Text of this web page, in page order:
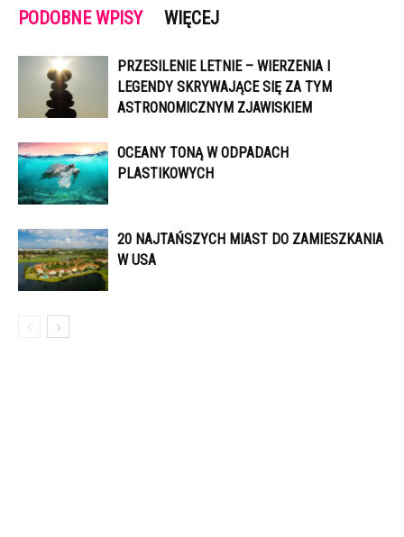
PODOBNE WPISY WIĘCEJ
PRZESILENIE LETNIE – WIERZENIA I
LEGENDY SKRYWAJĄCE SIĘ ZA TYM
ASTRONOMICZNYM ZJAWISKIEM
OCEANY TONĄ W ODPADACH
PLASTIKOWYCH
20 NAJTAŃSZYCH MIAST DO ZAMIESZKANIA
W USA